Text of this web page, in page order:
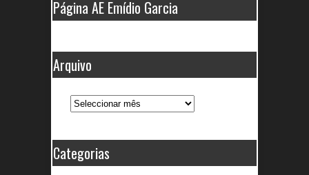
Página AE Emídio Garcia
Arquivo
Arquivo
Categorias